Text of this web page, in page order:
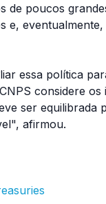
de poucos
e, eventualmente,
essa política
considere os
ser equilibrada
afirmou.